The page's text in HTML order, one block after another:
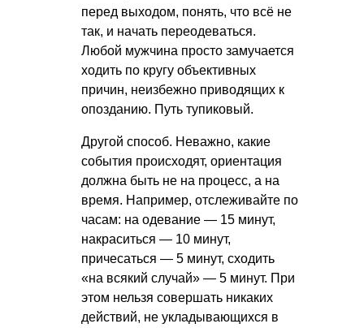
перед выходом, понять, что всё не
так, и начать переодеваться.
Любой мужчина просто замучается
ходить по кругу объективных
причин, неизбежно приводящих к
опозданию. Путь тупиковый.
Другой способ. Неважно, какие
события происходят, ориентация
должна быть не на процесс, а на
время. Например, отслеживайте по
часам: на одевание — 15 минут,
накраситься — 10 минут,
причесаться — 5 минут, сходить
«на всякий случай» — 5 минут. При
этом нельзя совершать никаких
действий, не укладывающихся в